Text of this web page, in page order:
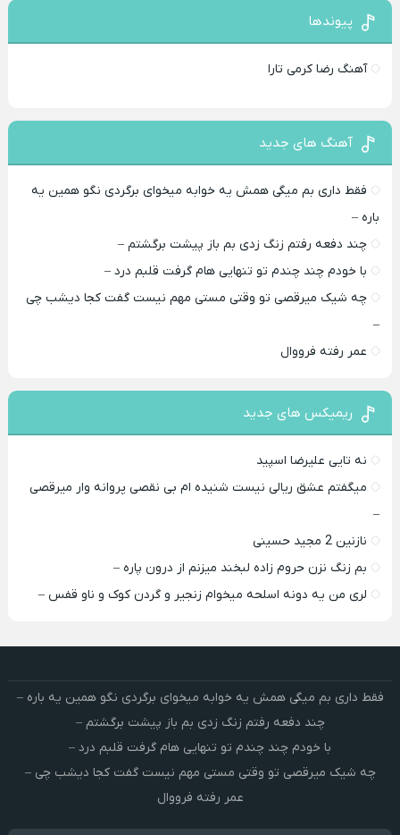
پیوندها
آهنگ رضا کرمی تارا
آهنگ های جدید
فقط داری بم میگی همش یه خوابه میخوای برگردی نگو همین یه
باره –
چند دفعه رفتم زنگ زدی بم باز پیشت برگشتم –
با خودم چند چندم تو تنهایی هام گرفت قلبم درد –
چه شیک میرقصی تو وقتی مستی مهم نیست گفت کجا دیشب چی
–
عمر رفته فرووال
ریمیکس های جدید
نه تایی علیرضا اسپید
میگفتم عشق ریالی نیست شنیده ام بی نقصی پروانه وار میرقصی
–
نازنین 2 مجید حسینی
بم زنگ نزن حروم زاده لبخند میزنم از درون پاره –
لری من یه دونه اسلحه میخوام زﻧﺠﻴﺮ و ﮔﺮدن ﻛﻮک و ﻧﺎو ﻗﻔﺲ –
فقط داری بم میگی همش یه خوابه میخوای برگردی نگو همین یه باره –
چند دفعه رفتم زنگ زدی بم باز پیشت برگشتم –
با خودم چند چندم تو تنهایی هام گرفت قلبم درد –
چه شیک میرقصی تو وقتی مستی مهم نیست گفت کجا دیشب چی –
عمر رفته فرووال